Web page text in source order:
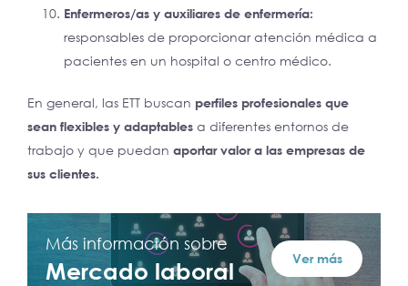
Enfermeros/as y auxiliares de enfermería:
responsables de proporcionar atención médica a
pacientes en un hospital o centro médico.
En general, las ETT buscan perfiles profesionales que
sean flexibles y adaptables a diferentes entornos de
trabajo y que puedan aportar valor a las empresas de
sus clientes.
Más información sobre
Mercado laboral Ver más